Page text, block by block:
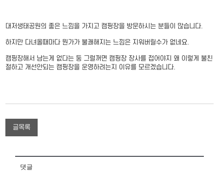
대저생태공원의 좋은 느낌을 가지고 캠핑장을 방문하시는 분들이 많습니다.
하지만 다녀올때마다 뭔가가 불쾌해지는 느낌은 지워버릴수가 없네요.
캠핑장해서 남는게 없다는 둥 그럴꺼면 캠핑장 장사를 접어야지 왜 이렇게 불친
절하고 개선안되는 캠핑장을 운영하려는지 이유를 모르겠습니다.
글목록
댓글